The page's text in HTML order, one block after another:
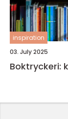
inspiration
03. July 2025
Boktryckeri: